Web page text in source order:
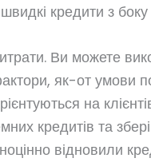
кредити з
Ви можете
як-от умови
на
кредитів та
відновили